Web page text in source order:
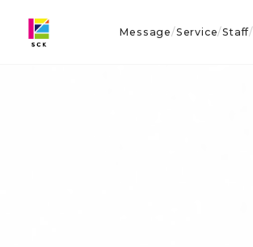
Message/Service/Staff/